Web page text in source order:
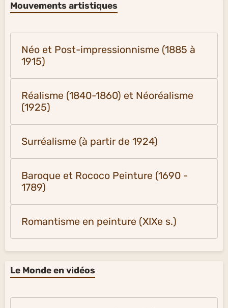
Mouvements artistiques
Néo et Post-impressionnisme (1885 à
1915)
Réalisme (1840-1860) et Néoréalisme
(1925)
Surréalisme (à partir de 1924)
Baroque et Rococo Peinture (1690 -
1789)
Romantisme en peinture (XIXe s.)
Le Monde en vidéos